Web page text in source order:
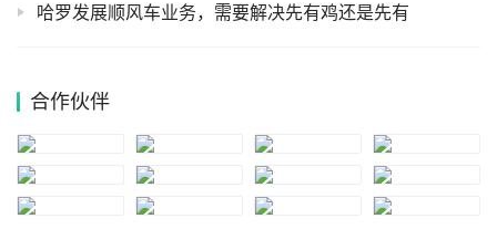
哈罗发展顺风车业务，需要解决先有鸡还是先有
合作伙伴